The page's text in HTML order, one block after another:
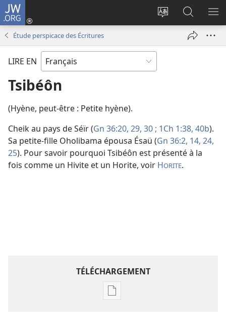
JW.ORG
Changer
langue
Se
connecter
nouvelle
sur
JW.ORG
Étude perspicace des Écritures
LIRE EN
Tsibéôn
(Hyène, peut-être : Petite hyène).
Cheik au pays de Séïr (Gn 36:20, 29, 30 ; 1Ch 1:38, 40b).
Sa petite-fille Oholibama épousa Ésaü (Gn 36:2, 14, 24,
25). Pour savoir pourquoi Tsibéôn est présenté à la
fois comme un Hivite et un Horite, voir HORITE.
TÉLÉCHARGEMENT
Options